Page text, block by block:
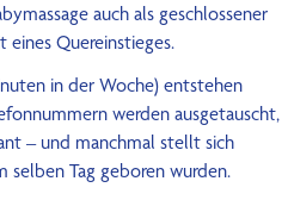
auch als geschlossener
Quereinstieges.
in der Woche) entstehen
werden ausgetauscht,
– und manchmal stellt sich
selben Tag geboren wurden.